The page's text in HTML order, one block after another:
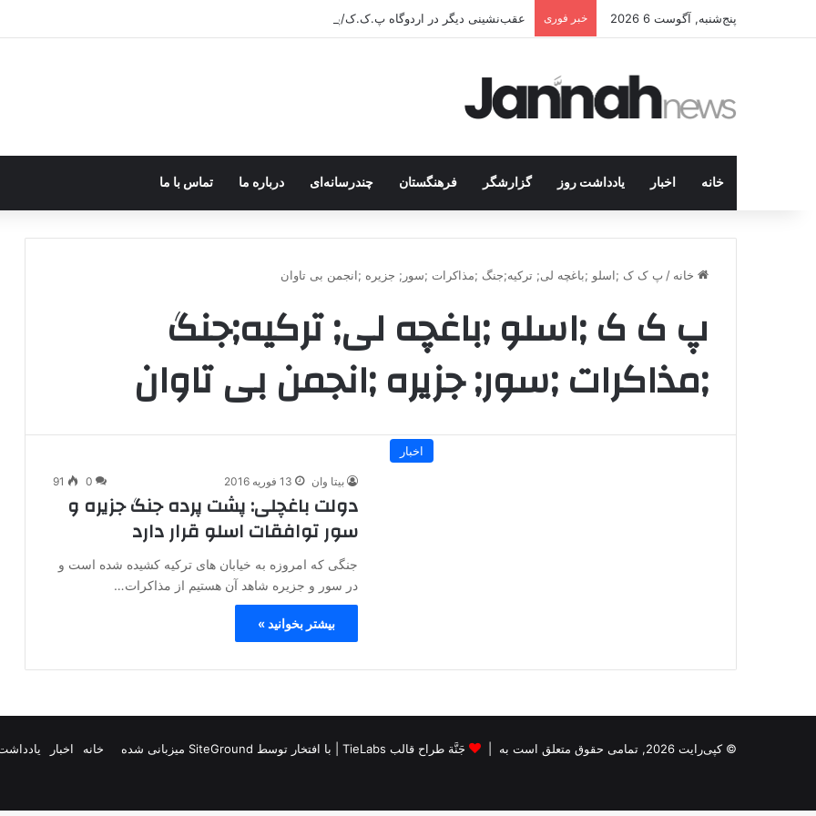
پنج‌شنبه, آگوست 6 2026 خبر فوری عقب‌نشینی دیگر در اردوگاه پ.ک.ک/پژاک؛ YPJ در اختیار جولانی داعشی قرار می گیرد!
خانه اخبار یادداشت روز گزارشگر فرهنگستان چندرسانه‌ای درباره ما تماس با ما
خانه / پ ک ک ;اسلو ;باغچه لی; ترکیه;جنگ ;مذاکرات ;سور; جزیره ;انجمن بی تاوان
پ ک ک ;اسلو ;باغچه لی; ترکیه;جنگ
;مذاکرات ;سور; جزیره ;انجمن بی تاوان
اخبار
بیتا وان 13 فوریه 2016 0
91
دولت باغچلی: پشت پرده جنگ جزیره و
سور توافقات اسلو قرار دارد
جنگی که امروزه به خیابان های ترکیه کشیده شده است و
در سور و جزیره شاهد آن هستیم از مذاکرات…
بیشتر بخوانید »
© کپی‌رایت 2026, تمامی حقوق متعلق است به | جَنَّة طراح قالب TieLabs | با افتخار توسط SiteGround میزبانی شده خانه اخبار